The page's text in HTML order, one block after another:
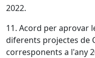
2022.
11. Acord per aprovar
diferents projectes de
corresponents a l'any